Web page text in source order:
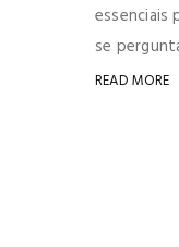
essenciais
se
READ MORE